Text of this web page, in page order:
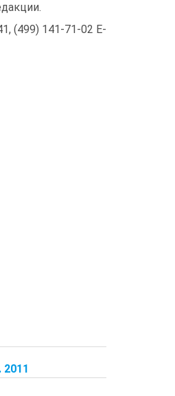
(499) 141-71-02 E-